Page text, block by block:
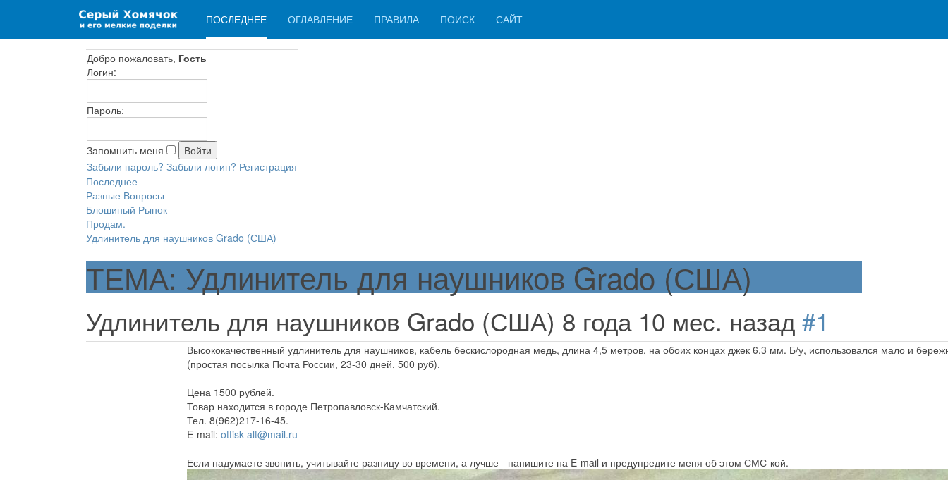
ПОСЛЕДНЕЕ ОГЛАВЛЕНИЕ ПРАВИЛА ПОИСК САЙТ
Добро пожаловать, Гость
Логин:
Пароль:
Запомнить меня
Забыли пароль? Забыли логин? Регистрация
Последнее
Разные Вопросы
Блошиный Рынок
Продам.
Удлинитель для наушников Grado (США)
ТЕМА: Удлинитель для наушников Grado (США)
Удлинитель для наушников Grado (США) 8 года 10 мес. назад #1
Высококачественный удлинитель для наушников, кабель бескислородная медь, длина 4,5 метров, на обоих концах джек 6,3 мм. Б/у, использовался мало и
(простая посылка Почта России, 23-30 дней, 500 руб).
Цена 1500 рублей.
Товар находится в городе Петропавловск-Камчатский.
Тел. 8(962)217-16-45.
E-mail: ottisk-alt@mail.ru
Если надумаете звонить, учитывайте разницу во времени, а лучше - напишите на E-mail и предупредите меня об этом СМС-кой.